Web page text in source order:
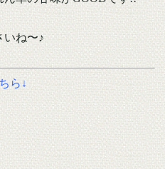
いね〜♪
ら↓